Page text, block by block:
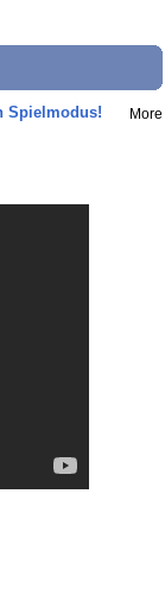
Spielmodus! More